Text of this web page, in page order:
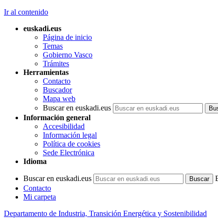
Ir al contenido
euskadi.eus
Página de inicio
Temas
Gobierno Vasco
Trámites
Herramientas
Contacto
Buscador
Mapa web
Buscar en euskadi.eus
Información general
Accesibilidad
Información legal
Política de cookies
Sede Electrónica
Idioma
Buscar en euskadi.eus
Contacto
Mi carpeta
Departamento de Industria, Transición Energética y Sostenibilidad